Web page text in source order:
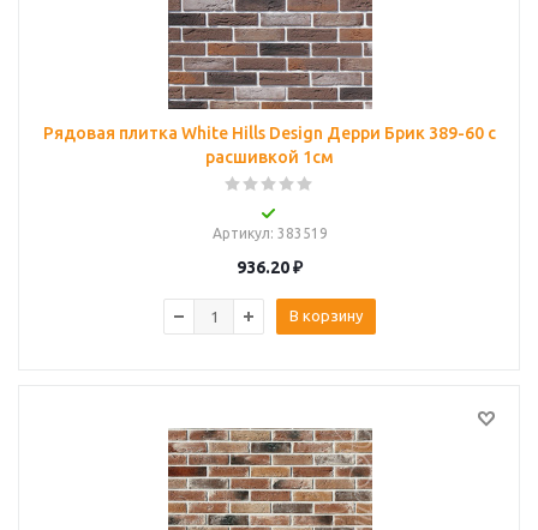
Рядовая плитка White Hills Design Дерри Брик 389-60 с
расшивкой 1см
Артикул: 383519
936.20₽
В корзину